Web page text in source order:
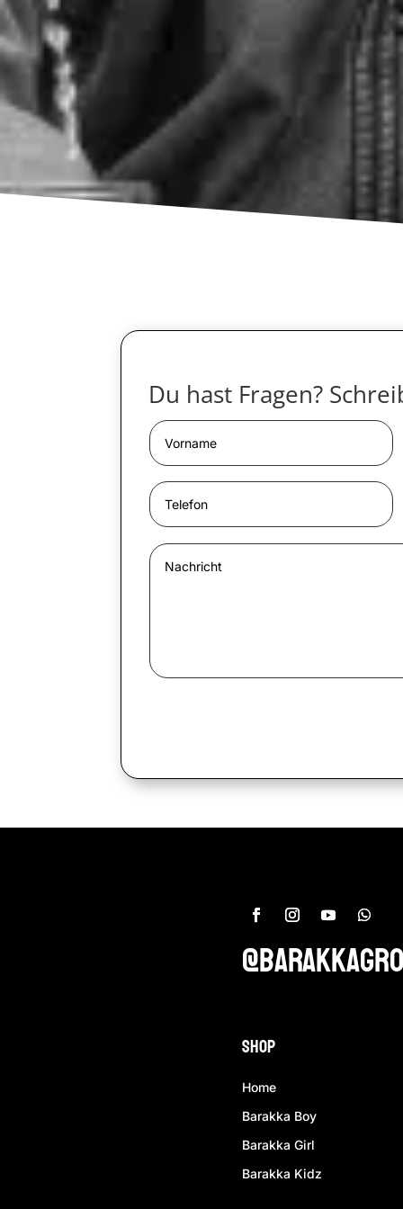
Du hast Fragen?
Shop
Home
Barakka Boy
Barakka Girl
Barakka Kidz